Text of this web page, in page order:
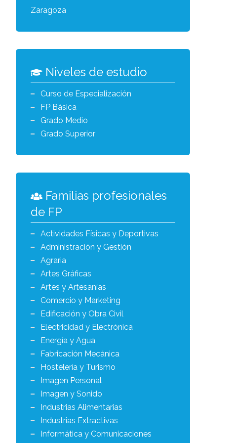
Zaragoza
Niveles de estudio
Curso de Especialización
FP Básica
Grado Medio
Grado Superior
Familias profesionales
de FP
Actividades Físicas y Deportivas
Administración y Gestión
Agraria
Artes Gráficas
Artes y Artesanías
Comercio y Marketing
Edificación y Obra Civil
Electricidad y Electrónica
Energía y Agua
Fabricación Mecánica
Hostelería y Turismo
Imagen Personal
Imagen y Sonido
Industrias Alimentarias
Industrias Extractivas
Informática y Comunicaciones